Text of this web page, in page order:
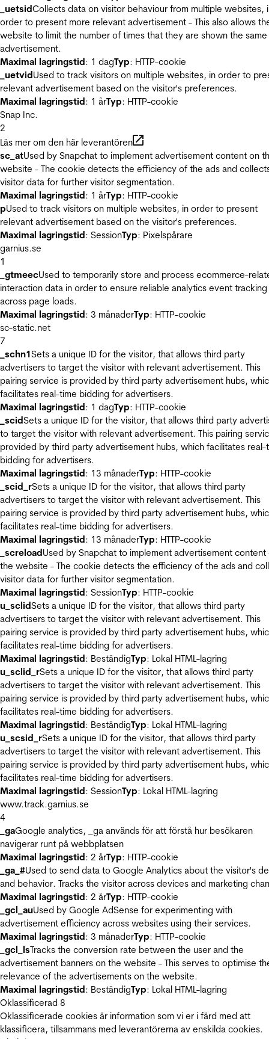
_uetsidCollects data on visitor behaviour from multiple websites,
order to present more relevant advertisement - This also allows
website to limit the number of times that they are shown the same
advertisement.
Maximal lagringstid: 1 dagTyp: HTTP-cookie
_uetvidUsed to track visitors on multiple websites, in order to
relevant advertisement based on the visitor's preferences.
Maximal lagringstid: 1 årTyp: HTTP-cookie
Snap Inc.
2
Läs mer om den här leverantören
sc_atUsed by Snapchat to implement advertisement content on
website - The cookie detects the efficiency of the ads and
visitor data for further visitor segmentation.
Maximal lagringstid: 1 årTyp: HTTP-cookie
pUsed to track visitors on multiple websites, in order to present
relevant advertisement based on the visitor's preferences.
Maximal lagringstid: SessionTyp: Pixelspårare
garnius.se
1
_gtmeecUsed to temporarily store and process ecommerce-
interaction data in order to ensure reliable analytics event tracking
across page loads.
Maximal lagringstid: 3 månaderTyp: HTTP-cookie
sc-static.net
7
_schn1Sets a unique ID for the visitor, that allows third party
advertisers to target the visitor with relevant advertisement. This
pairing service is provided by third party advertisement hubs,
facilitates real-time bidding for advertisers.
Maximal lagringstid: 1 dagTyp: HTTP-cookie
_scidSets a unique ID for the visitor, that allows third party
to target the visitor with relevant advertisement. This pairing
provided by third party advertisement hubs, which facilitates real-
bidding for advertisers.
Maximal lagringstid: 13 månaderTyp: HTTP-cookie
_scid_rSets a unique ID for the visitor, that allows third party
advertisers to target the visitor with relevant advertisement. This
pairing service is provided by third party advertisement hubs,
facilitates real-time bidding for advertisers.
Maximal lagringstid: 13 månaderTyp: HTTP-cookie
_screloadUsed by Snapchat to implement advertisement content
the website - The cookie detects the efficiency of the ads and
visitor data for further visitor segmentation.
Maximal lagringstid: SessionTyp: HTTP-cookie
u_sclidSets a unique ID for the visitor, that allows third party
advertisers to target the visitor with relevant advertisement. This
pairing service is provided by third party advertisement hubs,
facilitates real-time bidding for advertisers.
Maximal lagringstid: BeständigTyp: Lokal HTML-lagring
u_sclid_rSets a unique ID for the visitor, that allows third party
advertisers to target the visitor with relevant advertisement. This
pairing service is provided by third party advertisement hubs,
facilitates real-time bidding for advertisers.
Maximal lagringstid: BeständigTyp: Lokal HTML-lagring
u_scsid_rSets a unique ID for the visitor, that allows third party
advertisers to target the visitor with relevant advertisement. This
pairing service is provided by third party advertisement hubs,
facilitates real-time bidding for advertisers.
Maximal lagringstid: SessionTyp: Lokal HTML-lagring
www.track.garnius.se
4
_gaGoogle analytics, _ga används för att förstå hur besökaren
navigerar runt på webbplatsen
Maximal lagringstid: 2 årTyp: HTTP-cookie
_ga_#Used to send data to Google Analytics about the visitor's
and behavior. Tracks the visitor across devices and marketing
Maximal lagringstid: 2 årTyp: HTTP-cookie
_gcl_auUsed by Google AdSense for experimenting with
advertisement efficiency across websites using their services.
Maximal lagringstid: 3 månaderTyp: HTTP-cookie
_gcl_lsTracks the conversion rate between the user and the
advertisement banners on the website - This serves to optimise
relevance of the advertisements on the website.
Maximal lagringstid: BeständigTyp: Lokal HTML-lagring
Oklassificerad 8
Oklassificerade cookies är information som vi er i färd med att
klassificera, tillsammans med leverantörerna av enskilda cookies.